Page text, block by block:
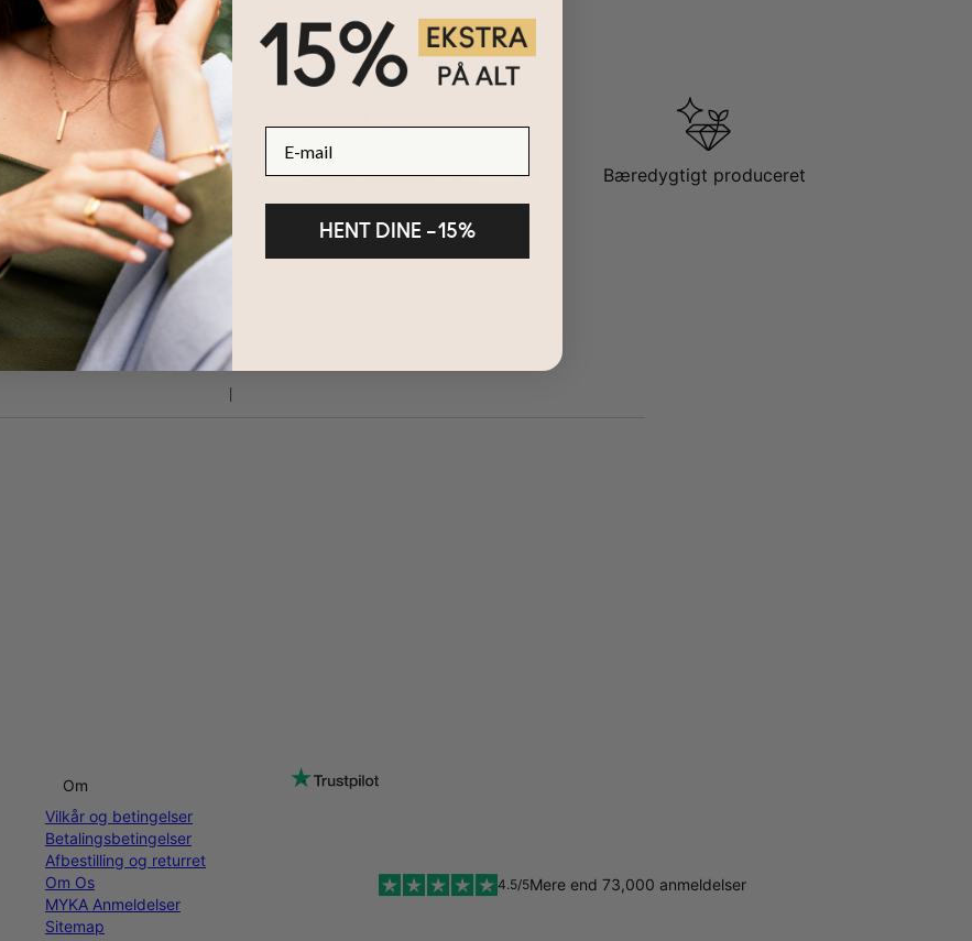
100 dages retur 2 års reklamationsret Bæredygtigt produceret
Del dine MYKA-øjeblikke
Om
Vilkår og betingelser
Betalingsbetingelser
Afbestilling og returret
Om Os
MYKA Anmeldelser
Sitemap
4.5/5Mere end 73,000 anmeldelser
HENT DINE –15%